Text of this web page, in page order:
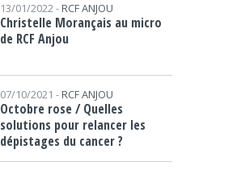
13/01/2022 - RCF ANJOU
Christelle Morançais au micro
de RCF Anjou
07/10/2021 - RCF ANJOU
Octobre rose / Quelles
solutions pour relancer les
dépistages du cancer ?